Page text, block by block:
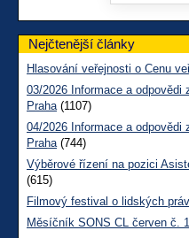
Nejčtenější články
Hlasování veřejnosti o Cenu
03/2026 Informace a odpovědi
Praha(1107)
04/2026 Informace a odpovědi
Praha(744)
Výběrové řízení na pozici
(615)
Filmový festival o lidských
Měsíčník SONS CL červen č.